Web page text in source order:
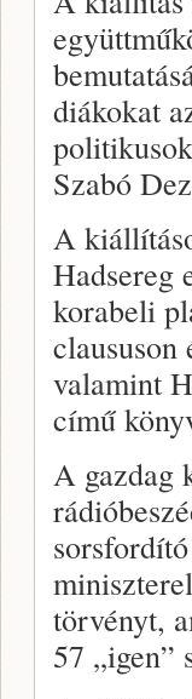
diákokat
Szabó
A
Hadsereg
korabeli
valamint
című
A gazdag
törvényt,
57 „igen”